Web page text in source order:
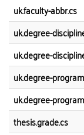
uk.faculty-abbr.cs
uk.degree-
uk.degree-
uk.degree-
uk.degree-
thesis.grade.cs